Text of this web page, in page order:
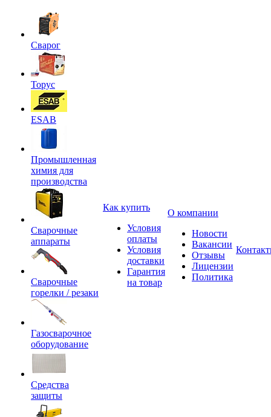
Сварог
Торус
ESAB
Промышленная
химия для
производства
Сварочные
аппараты
Сварочные
горелки / резаки
Газосварочное
оборудование
Средства
защиты
Как купить
Условия
оплаты
Условия
доставки
Гарантия
на товар
О компании
Новости
Вакансии
Отзывы
Лицензии
Политика